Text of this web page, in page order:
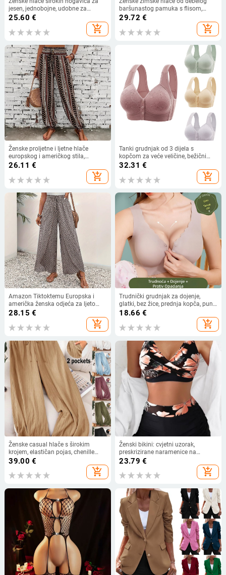
jesen, jednobojne, udobne za
svakodnevno nošenje, s bočnim
džepovima i elastičnim pojasom,
pamukova smjesa
25.60 €
add_shopping_cart
baršunastog pamuka s flisom,
debele hlače, novogodišnje tople
hlače za majke srednjih godina,
otporne na vjetar
29.72 €
add_shopping_cart
Ženske proljetne i ljetne hlače
europskog i američkog stila,
boemski etnički print, široke,
slimming izgledom, drapiranjem, s
elastičnim strukom, ležerne
26.11 €
add_shopping_cart
Tanki grudnjak od 3 dijela s
kopčom za veće veličine, bežični
prsluk, ljepota, podesivi stražnji dio,
velike košarice, žensko donje rublje
na veliko
32.31 €
add_shopping_cart
Amazon Tiktoktemu Europska i
američka ženska odjeća za ljeto
2024., nova modna Joker cvjetna
suknja s bočnim prorezom i širokim
nogavicama
28.15 €
add_shopping_cart
Trudnički grudnjak za dojenje,
glatki, bez žice, prednja kopča, puni
košaricu (dojenje)
18.66 €
add_shopping_cart
Ženske casual hlače s širokim
krojem, elastičan pojas, chenille
tkanina, lagana tekstura, ljeto 2025
39.00 €
add_shopping_cart
Ženski bikini: cvjetni uzorak,
preskrizirane naramenice na
leđima, otvoren leđa, s čeličnom
grudnjak, poliester
23.79 €
add_shopping_cart